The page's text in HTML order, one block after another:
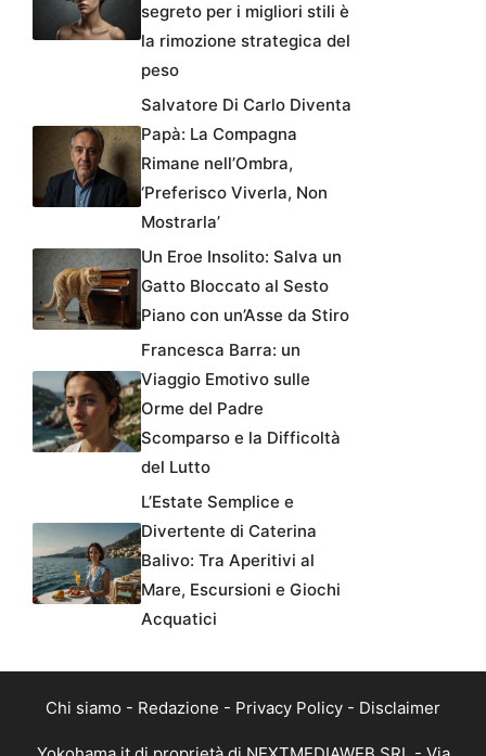
segreto per i migliori stili è
la rimozione strategica del
peso
Salvatore Di Carlo Diventa
Papà: La Compagna
Rimane nell’Ombra,
‘Preferisco Viverla, Non
Mostrarla’
Un Eroe Insolito: Salva un
Gatto Bloccato al Sesto
Piano con un’Asse da Stiro
Francesca Barra: un
Viaggio Emotivo sulle
Orme del Padre
Scomparso e la Difficoltà
del Lutto
L’Estate Semplice e
Divertente di Caterina
Balivo: Tra Aperitivi al
Mare, Escursioni e Giochi
Acquatici
Chi siamo - Redazione - Privacy Policy - Disclaimer